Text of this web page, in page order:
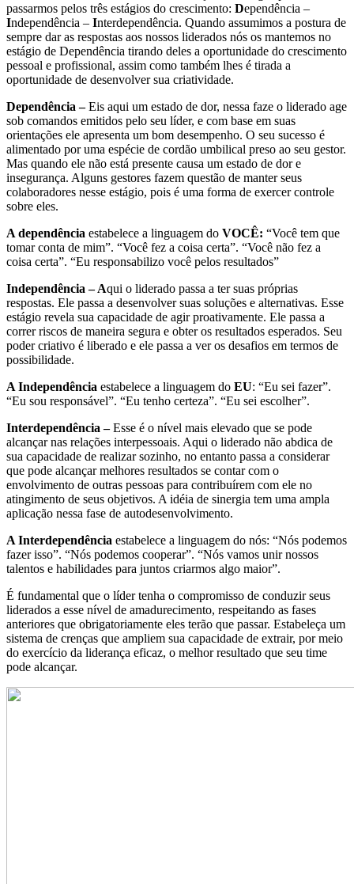
passarmos pelos três estágios do crescimento: Dependência –
Independência – Interdependência. Quando assumimos a postura de
sempre dar as respostas aos nossos liderados nós os mantemos no
estágio de Dependência tirando deles a oportunidade do crescimento
pessoal e profissional, assim como também lhes é tirada a
oportunidade de desenvolver sua criatividade.
Dependência –Eis aqui um estado de dor, nessa faze o liderado age
sob comandos emitidos pelo seu líder, e com base em suas
orientações ele apresenta um bom desempenho. O seu sucesso é
alimentado por uma espécie de cordão umbilical preso ao seu gestor.
Mas quando ele não está presente causa um estado de dor e
insegurança. Alguns gestores fazem questão de manter seus
colaboradores nesse estágio, pois é uma forma de exercer controle
sobre eles.
A dependência estabelece a linguagem do VOCÊ: “Você tem que
tomar conta de mim”. “Você fez a coisa certa”. “Você não fez a
coisa certa”. “Eu responsabilizo você pelos resultados”
Independência –Aqui o liderado passa a ter suas próprias
respostas. Ele passa a desenvolver suas soluções e alternativas. Esse
estágio revela sua capacidade de agir proativamente. Ele passa a
correr riscos de maneira segura e obter os resultados esperados. Seu
poder criativo é liberado e ele passa a ver os desafios em termos de
possibilidade.
A Independência estabelece a linguagem do EU: “Eu sei fazer”.
“Eu sou responsável”. “Eu tenho certeza”. “Eu sei escolher”.
Interdependência –Esse é o nível mais elevado que se pode
alcançar nas relações interpessoais. Aqui o liderado não abdica de
sua capacidade de realizar sozinho, no entanto passa a considerar
que pode alcançar melhores resultados se contar com o
envolvimento de outras pessoas para contribuírem com ele no
atingimento de seus objetivos. A idéia de sinergia tem uma ampla
aplicação nessa fase de autodesenvolvimento.
A Interdependência estabelece a linguagem do nós: “Nós podemos
fazer isso”. “Nós podemos cooperar”. “Nós vamos unir nossos
talentos e habilidades para juntos criarmos algo maior”.
É fundamental que o líder tenha o compromisso de conduzir seus
liderados a esse nível de amadurecimento, respeitando as fases
anteriores que obrigatoriamente eles terão que passar. Estabeleça um
sistema de crenças que ampliem sua capacidade de extrair, por meio
do exercício da liderança eficaz, o melhor resultado que seu time
pode alcançar.